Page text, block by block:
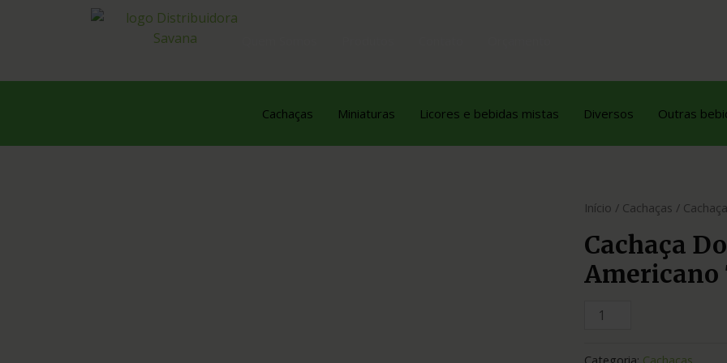
Cachaças Miniaturas Licores e bebidas mistas Diversos Outras
Início / Cachaças /
Cachaça
Americano
Categoria: Cachaças